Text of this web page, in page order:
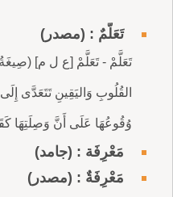
تَعَلُّمٌ : (مصدر)
تَعَلَّمْ - تَعَلَّمْ [ع ل م]
القُلُوبِ وَاليَقِينِ تَتَعَدَّى
وُقُوعُهَا عَلَى أَنَّ وَصِلَتِهَا
مَعْرِفَة : (جامد)
مَعْرِفَةٌ : (مصدر)